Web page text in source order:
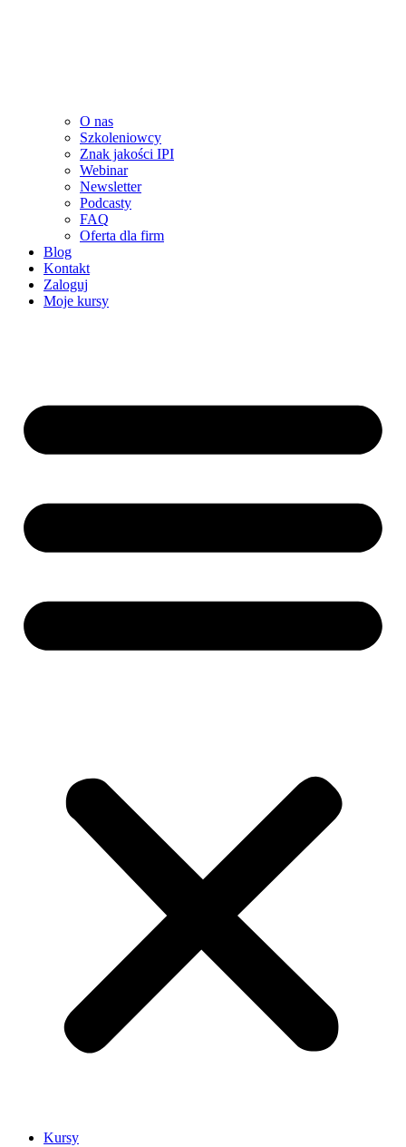
O nas
Szkoleniowcy
Znak jakości IPI
Webinar
Newsletter
Podcasty
FAQ
Oferta dla firm
Blog
Kontakt
Zaloguj
Moje kursy
Kursy